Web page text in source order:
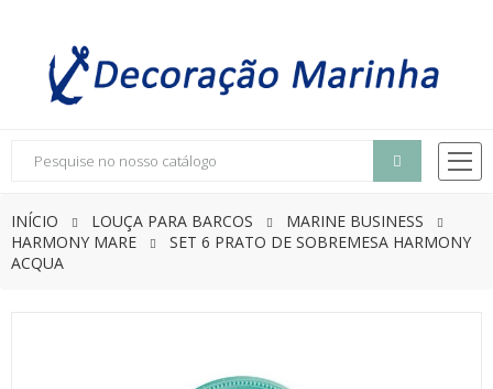
INÍCIO LOUÇA PARA BARCOS
MARINE BUSINESS
HARMONY MARE
SET 6 PRATO DE SOBREMESA HARMONY
ACQUA